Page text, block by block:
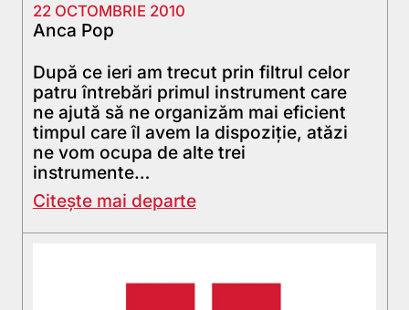
22 OCTOMBRIE 2010
Anca Pop
După ce ieri am trecut prin filtrul celor
patru întrebări primul instrument care
ne ajută să ne organizăm mai eficient
timpul care îl avem la dispoziţie, atăzi
ne vom ocupa de alte trei
instrumente…
Citește mai departe